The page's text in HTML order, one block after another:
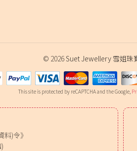
© 2026Suet Jewellery 雪姐珠
This site is protected by reCAPTCHA and the Google,
料)令》